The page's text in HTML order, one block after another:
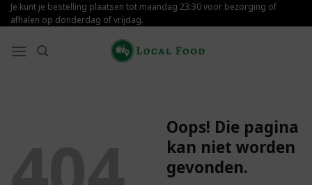
Skip
to
Je kunt je bestelling plaatsen tot maandag 23:30 voor bezorging of
afhalen op donderdag of vrijdag.
Oops! Die pagina
kan niet worden
gevonden.